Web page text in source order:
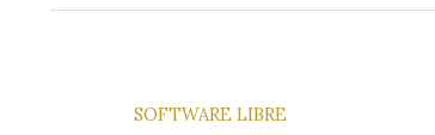
SOFTWARE LIBRE